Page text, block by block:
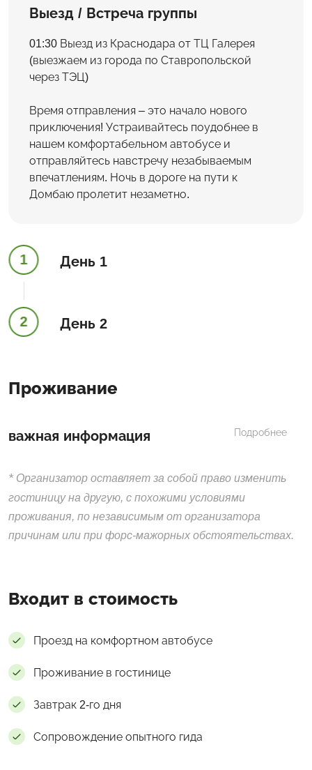
Выезд / Встреча группы
01:30 Выезд из Краснодара от ТЦ Галерея
(выезжаем из города по Ставропольской
через ТЭЦ)
Время отправления – это начало нового
приключения! Устраивайтесь поудобнее в
нашем комфортабельном автобусе и
отправляйтесь навстречу незабываемым
впечатлениям. Ночь в дороге на пути к
Домбаю пролетит незаметно.
1 День 1
2 День 2
Проживание
важная информация Подробнее
*Организатор оставляет за собой право изменить
гостиницу на другую, с похожими условиями
проживания, по независимым от организатора
причинам или при форс-мажорных обстоятельствах.
Входит в стоимость
Проезд на комфортном автобусе
Проживание в гостинице
Завтрак 2-го дня
Сопровождение опытного гида